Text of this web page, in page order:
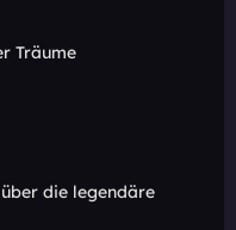
Träume
die legendäre